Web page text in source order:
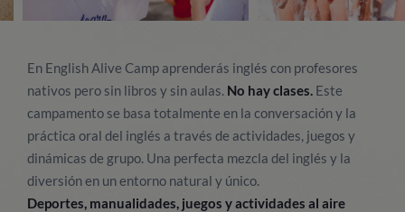
En English Alive Camp aprenderás inglés con profesores
nativos pero sin libros y sin aulas. No hay clases. Este
campamento se basa totalmente en la conversación y la
práctica oral del inglés a través de actividades, juegos y
dinámicas de grupo. Una perfecta mezcla del inglés y la
diversión en un entorno natural y único.
Deportes, manualidades, juegos y actividades al aire